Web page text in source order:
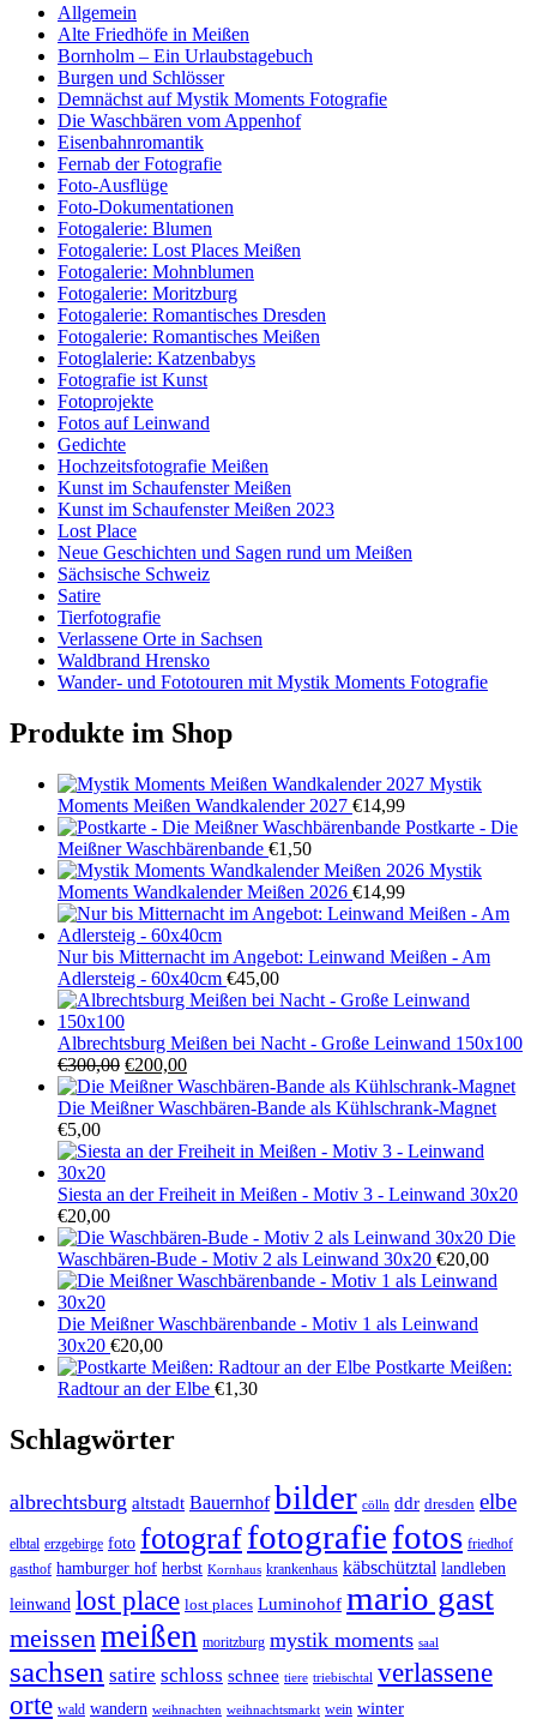
Allgemein
Alte Friedhöfe in Meißen
Bornholm – Ein Urlaubstagebuch
Burgen und Schlösser
Demnächst auf Mystik Moments Fotografie
Die Waschbären vom Appenhof
Eisenbahnromantik
Fernab der Fotografie
Foto-Ausflüge
Foto-Dokumentationen
Fotogalerie: Blumen
Fotogalerie: Lost Places Meißen
Fotogalerie: Mohnblumen
Fotogalerie: Moritzburg
Fotogalerie: Romantisches Dresden
Fotogalerie: Romantisches Meißen
Fotoglalerie: Katzenbabys
Fotografie ist Kunst
Fotoprojekte
Fotos auf Leinwand
Gedichte
Hochzeitsfotografie Meißen
Kunst im Schaufenster Meißen
Kunst im Schaufenster Meißen 2023
Lost Place
Neue Geschichten und Sagen rund um Meißen
Sächsische Schweiz
Satire
Tierfotografie
Verlassene Orte in Sachsen
Waldbrand Hrensko
Wander- und Fototouren mit Mystik Moments Fotografie
Produkte im Shop
Mystik
Moments Meißen Wandkalender 2027 €14,99
Postkarte - Die
Meißner Waschbärenbande €1,50
Mystik
Moments Wandkalender Meißen 2026 €14,99
Nur bis Mitternacht im Angebot: Leinwand Meißen - Am
Adlersteig - 60x40cm €45,00
Albrechtsburg Meißen bei Nacht - Große Leinwand 150x100
€300,00 Ursprünglicher
Preis
war:
€200,00Aktueller
Preis
ist:
Die Meißner Waschbären-Bande als Kühlschrank-Magnet
€5,00
Siesta an der Freiheit in Meißen - Motiv 3 - Leinwand 30x20
€20,00
Die
Waschbären-Bude - Motiv 2 als Leinwand 30x20 €20,00
Die Meißner Waschbärenbande - Motiv 1 als Leinwand
30x20 €20,00
Postkarte Meißen:
Radtour an der Elbe €1,30
Schlagwörter
albrechtsburg altstadt Bauernhof bilder cölln ddr dresden elbe
elbtal erzgebirge foto fotograffotografiefotos friedhof
gasthof hamburger hof herbst Kornhaus krankenhaus käbschütztal landleben
leinwand lost place lost places Luminohof mario gast
meissenmeißen moritzburg mystik moments saal
sachsen satire schloss schnee tiere triebischtal verlassene
orte wald wandern weihnachten weihnachtsmarkt wein winter